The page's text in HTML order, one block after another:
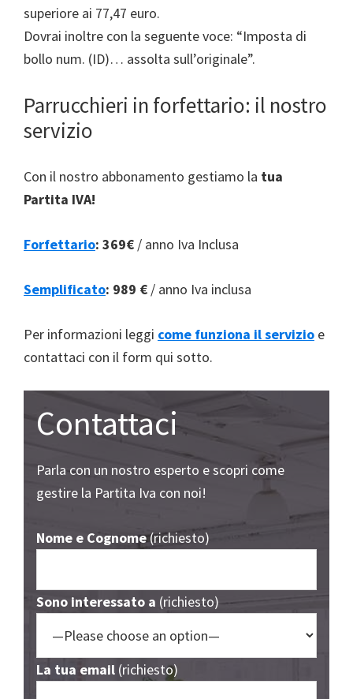
superiore ai 77,47 euro.
Dovrai inoltre con la seguente voce: “Imposta di
bollo num. (ID)… assolta sull’originale”.
Parrucchieri in forfettario: il nostro
servizio
Con il nostro abbonamento gestiamo la tua
Partita IVA!
Forfettario: 369€ / anno Iva Inclusa
Semplificato: 989 € / anno Iva inclusa
Per informazioni leggi come funziona il servizio e
contattaci con il form qui sotto.
Contattaci
Parla con un nostro esperto e scopri come
gestire la Partita Iva con noi!
Nome e Cognome(richiesto)
Sono interessato a (richiesto)
La tua email(richiesto)